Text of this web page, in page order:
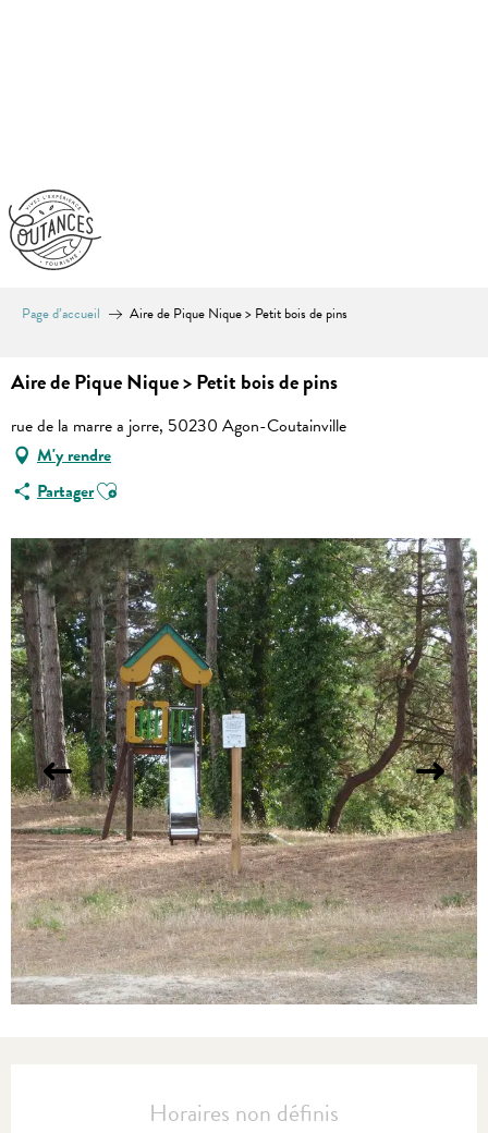
Page d’accueil Aire de Pique Nique > Petit bois de pins
Aire de Pique Nique > Petit bois de pins
rue de la marre a jorre, 50230 Agon-Coutainville
M'y rendre
PartagerAjouter aux favoris
Horaires non définis